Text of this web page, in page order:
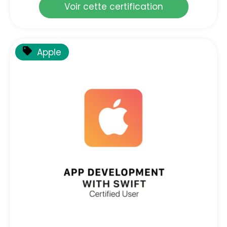
Voir cette certification
Apple